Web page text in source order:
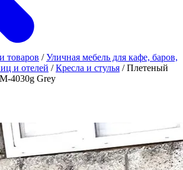
товаров / Уличная мебель для кафе, баров,
и отелей / Кресла и стулья / Плетеный
4030g Grey